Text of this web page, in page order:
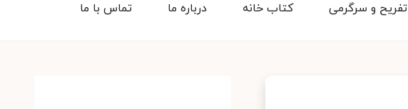
تماس با ما درباره ما کتاب خانه تفریح و سرگرمی